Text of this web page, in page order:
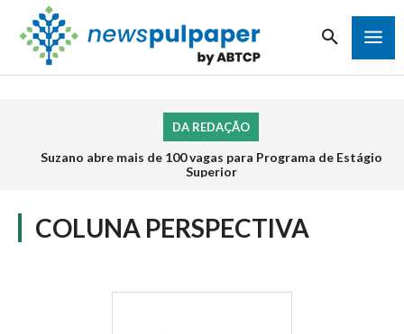
DA REDAÇÃO
Suzano abre mais de 100 vagas para Programa de Estágio
Superior
COLUNA PERSPECTIVA